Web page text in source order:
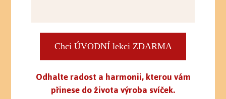
Chci ÚVODNÍ lekci ZDARMA
Odhalte radost a harmonii, kterou vám
přinese do života výroba svíček.